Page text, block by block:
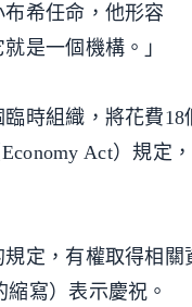
希任命，他形容
是一個機構。」
時組織，將花費18
Act）規定，
定，有權取得相關
寫）表示慶祝。